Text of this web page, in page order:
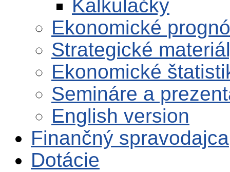
Kalkulačky
Ekonomické
Strategické
Ekonomické
Semináre a
English version
Finančný spravodajca
Dotácie